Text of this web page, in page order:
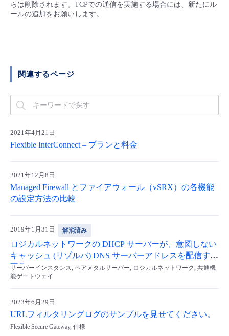
らは削除されます。TCPでの通信を実施する場合には、新たにル
ールの追加をお願いします。
関連するページ
2021年4月21日
Flexible InterConnect – プランと料金
2021年12月8日
Managed Firewall とファイアウォール（vSRX）の各機能
の設定方法の比較
2019年1月31日 解消済み
ロジカルネットワークの DHCP サーバーが、意図しない
キャッシュ (リゾルバ) DNS サーバーアドレスを配信する
事象
サーバーインスタンス, ベアメタルサーバー, ロジカルネットワーク, 共通機
能ゲートウェイ
2023年6月29日
URLフィルタリングログのサンプルを見せてください。
Flexible Secure Gateway, 仕様